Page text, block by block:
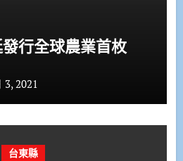
行全球農業首枚
3, 2021
台東縣